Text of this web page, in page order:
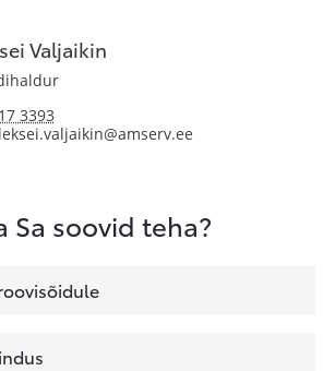
Valjaikin
3393
Sa soovid teha?